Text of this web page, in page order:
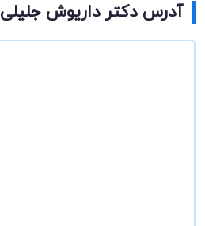
آدرس دکتر داریوش جلیلی